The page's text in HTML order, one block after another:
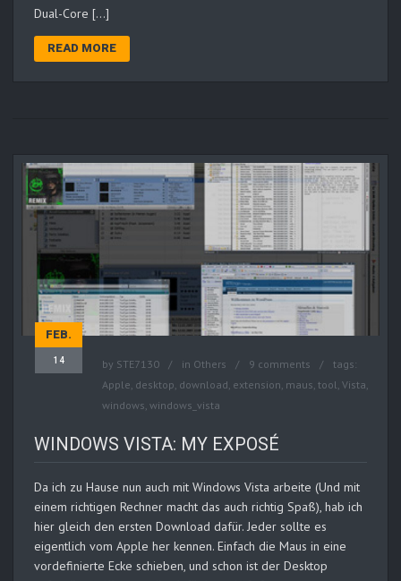
Dual-Core […]
READ MORE
FEB.
14 by STE7130 in Others 9 comments
tags:
Apple desktop download extension maus tool Vista
windows windows_vista
WINDOWS VISTA: MY EXPOSÉ
Da ich zu Hause nun auch mit Windows Vista arbeite (Und mit
einem richtigen Rechner macht das auch richtig Spaß), hab ich
hier gleich den ersten Download dafür. Jeder sollte es
eigentlich vom Apple her kennen. Einfach die Maus in eine
vordefinierte Ecke schieben, und schon ist der Desktop